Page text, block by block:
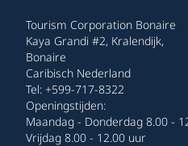
Tourism Corporation Bonaire
Kaya Grandi #2, Kralendijk,
Bonaire
Caribisch Nederland
Tel: +599-717-8322
Openingstijden:
Maandag - Donderdag 8.00 -
Vrijdag 8.00 - 12.00 uur